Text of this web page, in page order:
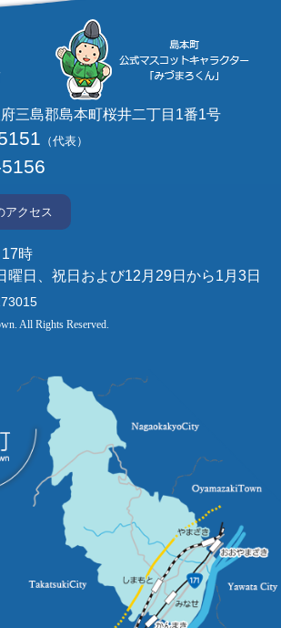
三島郡島本町桜井二丁目1番1号
（代表）
アクセス
時
曜日、祝日および12月29日から1月3日
All Rights Reserved.